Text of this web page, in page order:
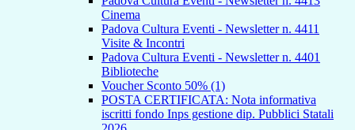
Cinema
Padova Cultura Eventi - Newsletter n. 4411
Visite & Incontri
Padova Cultura Eventi - Newsletter n. 4401
Biblioteche
Voucher Sconto 50% (1)
POSTA CERTIFICATA: Nota informativa
iscritti fondo Inps gestione dip. Pubblici Statali